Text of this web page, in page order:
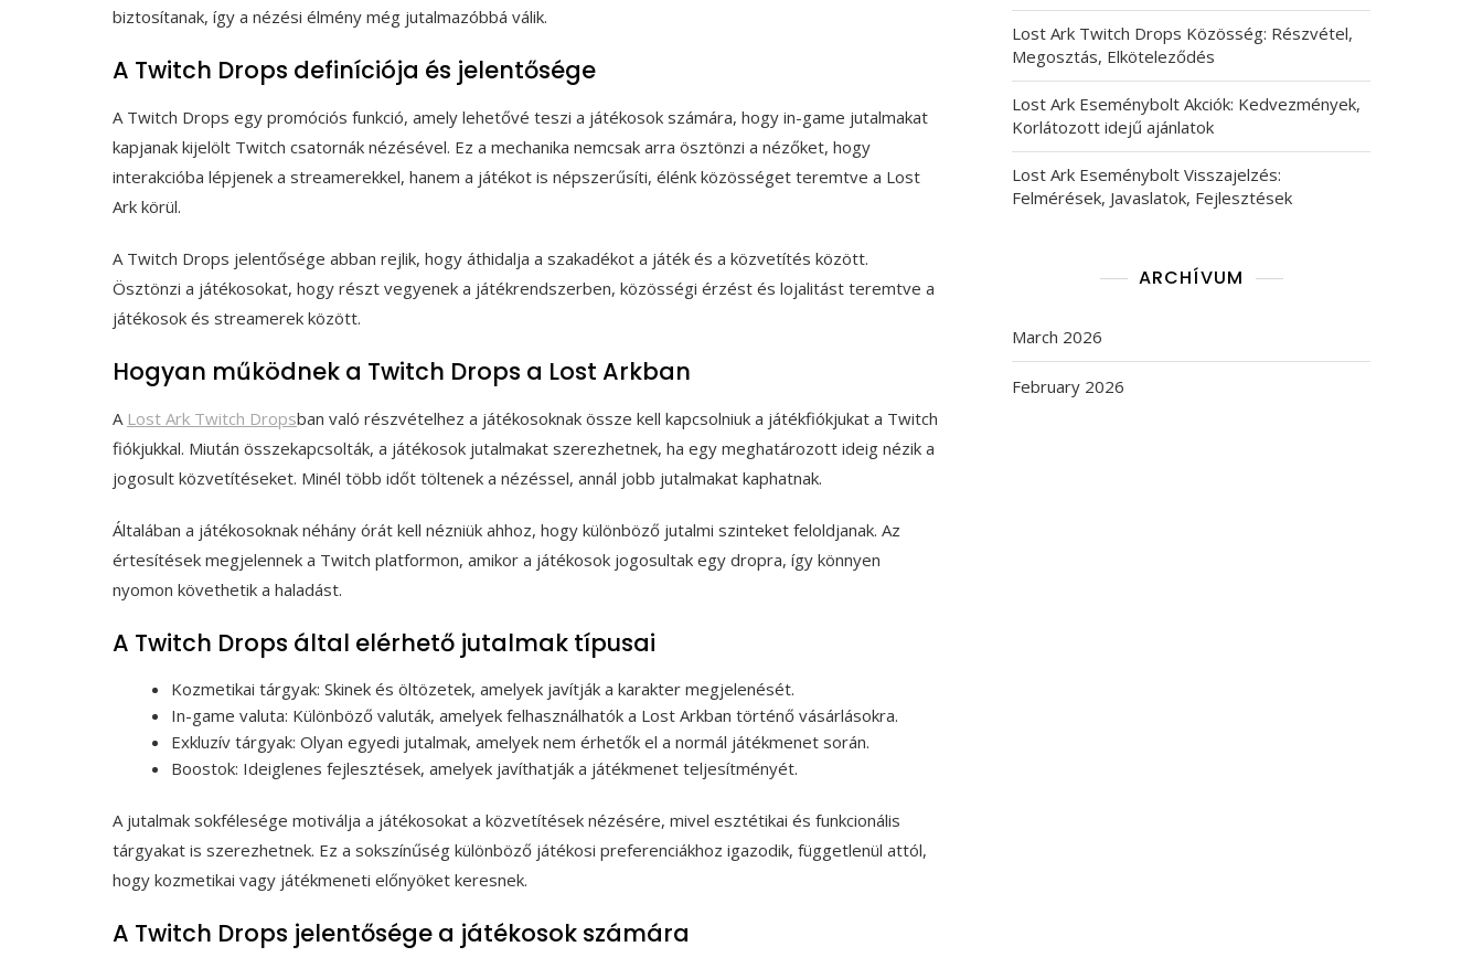
biztosítanak, így a nézési élmény még jutalmazóbbá válik.
A Twitch Drops definíciója és jelentősége
A Twitch Drops egy promóciós funkció, amely lehetővé teszi a játékosok számára, hogy in-game jutalmakat
kapjanak kijelölt Twitch csatornák nézésével. Ez a mechanika nemcsak arra ösztönzi a nézőket, hogy
interakcióba lépjenek a streamerekkel, hanem a játékot is népszerűsíti, élénk közösséget teremtve a Lost
Ark körül.
A Twitch Drops jelentősége abban rejlik, hogy áthidalja a szakadékot a játék és a közvetítés között.
Ösztönzi a játékosokat, hogy részt vegyenek a játékrendszerben, közösségi érzést és lojalitást teremtve a
játékosok és streamerek között.
Hogyan működnek a Twitch Drops a Lost Arkban
A Lost Ark Twitch Dropsban való részvételhez a játékosoknak össze kell kapcsolniuk a játékfiókjukat a Twitch
fiókjukkal. Miután összekapcsolták, a játékosok jutalmakat szerezhetnek, ha egy meghatározott ideig nézik a
jogosult közvetítéseket. Minél több időt töltenek a nézéssel, annál jobb jutalmakat kaphatnak.
Általában a játékosoknak néhány órát kell nézniük ahhoz, hogy különböző jutalmi szinteket feloldjanak. Az
értesítések megjelennek a Twitch platformon, amikor a játékosok jogosultak egy dropra, így könnyen
nyomon követhetik a haladást.
A Twitch Drops által elérhető jutalmak típusai
Kozmetikai tárgyak: Skinek és öltözetek, amelyek javítják a karakter megjelenését.
In-game valuta: Különböző valuták, amelyek felhasználhatók a Lost Arkban történő vásárlásokra.
Exkluzív tárgyak: Olyan egyedi jutalmak, amelyek nem érhetők el a normál játékmenet során.
Boostok: Ideiglenes fejlesztések, amelyek javíthatják a játékmenet teljesítményét.
A jutalmak sokfélesége motiválja a játékosokat a közvetítések nézésére, mivel esztétikai és funkcionális
tárgyakat is szerezhetnek. Ez a sokszínűség különböző játékosi preferenciákhoz igazodik, függetlenül attól,
hogy kozmetikai vagy játékmeneti előnyöket keresnek.
A Twitch Drops jelentősége a játékosok számára
Lost Ark Twitch Drops Közösség: Részvétel,
Megosztás, Elköteleződés
Lost Ark Eseménybolt Akciók: Kedvezmények,
Korlátozott idejű ajánlatok
Lost Ark Eseménybolt Visszajelzés:
Felmérések, Javaslatok, Fejlesztések
ARCHÍVUM
March 2026
February 2026